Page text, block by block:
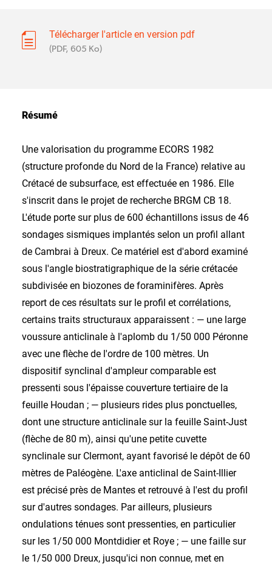
Télécharger l'article en version pdf
(PDF, 605 Ko)
Résumé
Une valorisation du programme ECORS 1982
(structure profonde du Nord de la France) relative au
Crétacé de subsurface, est effectuée en 1986. Elle
s'inscrit dans le projet de recherche BRGM CB 18.
L'étude porte sur plus de 600 échantillons issus de 46
sondages sismiques implantés selon un profil allant
de Cambrai à Dreux. Ce matériel est d'abord examiné
sous l'angle biostratigraphique de la série crétacée
subdivisée en biozones de foraminifères. Après
report de ces résultats sur le profil et corrélations,
certains traits structuraux apparaissent : — une large
voussure anticlinale à l'aplomb du 1/50 000 Péronne
avec une flèche de l'ordre de 100 mètres. Un
dispositif synclinal d'ampleur comparable est
pressenti sous l'épaisse couverture tertiaire de la
feuille Houdan ; — plusieurs rides plus ponctuelles,
dont une structure anticlinale sur la feuille Saint-Just
(flèche de 80 m), ainsi qu'une petite cuvette
synclinale sur Clermont, ayant favorisé le dépôt de 60
mètres de Paléogène. L'axe anticlinal de Saint-Illier
est précisé près de Mantes et retrouvé à l'est du profil
sur d'autres sondages. Par ailleurs, plusieurs
ondulations ténues sont pressenties, en particulier
sur les 1/50 000 Montdidier et Roye ; — une faille sur
le 1/50 000 Dreux, jusqu'ici non connue, met en